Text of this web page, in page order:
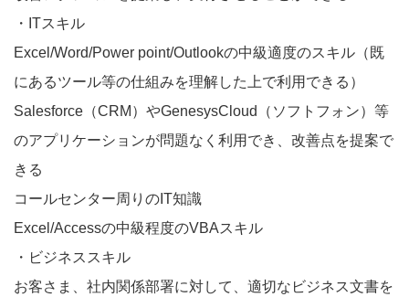
・ITスキル
Excel/Word/Power point/Outlookの中級適度のスキル（既
にあるツール等の仕組みを理解した上で利用できる）
Salesforce（CRM）やGenesysCloud（ソフトフォン）等
のアプリケーションが問題なく利用でき、改善点を提案で
きる
コールセンター周りのIT知識
Excel/Accessの中級程度のVBAスキル
・ビジネススキル
お客さま、社内関係部署に対して、適切なビジネス文書を